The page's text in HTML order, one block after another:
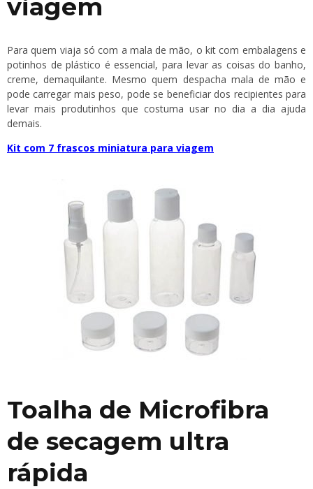
viagem
Para quem viaja só com a mala de mão, o kit com embalagens e
potinhos de plástico é essencial, para levar as coisas do banho,
creme, demaquilante. Mesmo quem despacha mala de mão e
pode carregar mais peso, pode se beneficiar dos recipientes para
levar mais produtinhos que costuma usar no dia a dia ajuda
demais.
Kit com 7 frascos miniatura para viagem
Toalha de Microfibra
de secagem ultra
rápida